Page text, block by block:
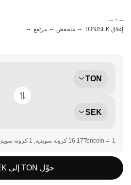
‏-- ~ ‎--‏
إغلاق TON/SEK: --
منخفض: -- مرتفع: --
TON
SEK
حوِّل TON إلى SEK